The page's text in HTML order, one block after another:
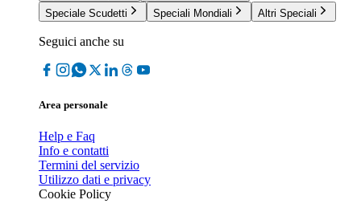
Speciale Scudetti
Speciali Mondiali Altri Speciali
Seguici anche su
Area personale
Help e Faq
Info e contatti
Termini del servizio
Utilizzo dati e privacy
Cookie Policy